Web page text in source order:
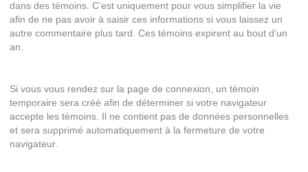
dans des témoins. C’est uniquement pour vous simplifier la vie
afin de ne pas avoir à saisir ces informations si vous laissez un
autre commentaire plus tard. Ces témoins expirent au bout d’un
an.
Si vous vous rendez sur la page de connexion, un témoin
temporaire sera créé afin de déterminer si votre navigateur
accepte les témoins. Il ne contient pas de données personnelles
et sera supprimé automatiquement à la fermeture de votre
navigateur.